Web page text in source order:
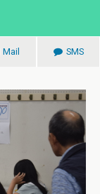
Mail SMS